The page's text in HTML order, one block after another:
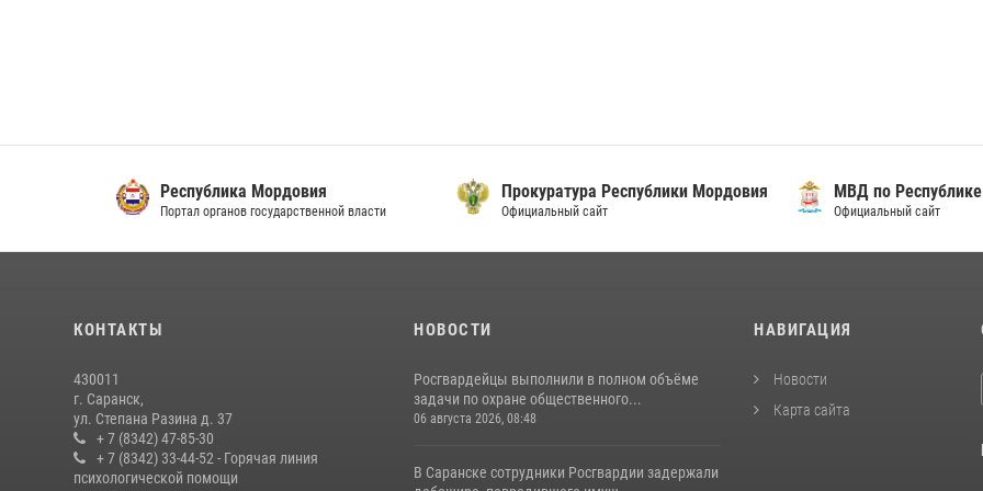
Республика Мордовия
Портал органов государственной власти
Прокуратура Республики Мордовия
Официальный сайт
МВД по Республике
Официальный сайт
КОНТАКТЫ
430011
г. Саранск,
ул. Степана Разина д. 37
+ 7 (8342) 47-85-30
+ 7 (8342) 33-44-52 - Горячая линия
психологической помощи
НОВОСТИ
Росгвардейцы выполнили в полном объёме
задачи по охране общественного...
06 августа 2026, 08:48
В Саранске сотрудники Росгвардии задержали
НАВИГАЦИЯ
Новости
Карта сайта